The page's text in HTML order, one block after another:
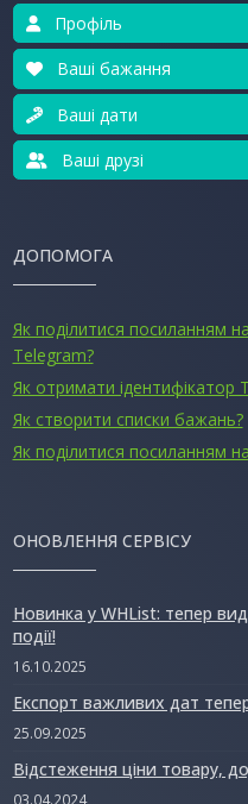
Профіль
Ваші бажання
Ваші дати
Ваші друзі
ДОПОМОГА
Як поділитися посиланням
Telegram?
Як отримати ідентифікатор
Як створити списки бажань?
Як поділитися посиланням
ОНОВЛЕННЯ СЕРВІСУ
Новинка у WHList: тепер
події!
16.10.2025
Експорт важливих дат
25.09.2025
Відстеження ціни товару,